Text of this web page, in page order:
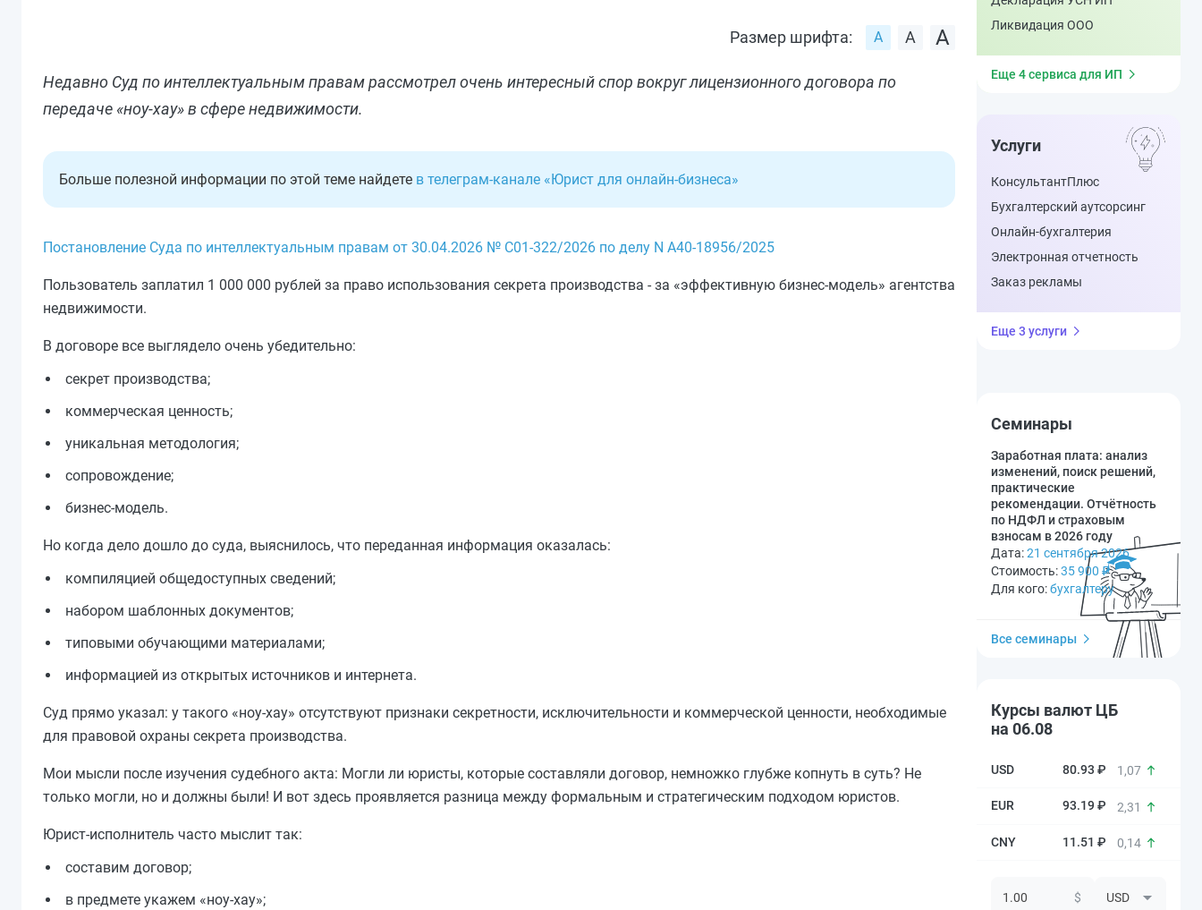
Размер шрифта:
Недавно Суд по интеллектуальным правам рассмотрел очень интересный спор вокруг лицензионного договора по
передаче «ноу-хау» в сфере недвижимости.
Больше полезной информации по этой теме найдете в телеграм-канале «Юрист для онлайн-бизнеса»
Постановление Суда по интеллектуальным правам от 30.04.2026 № С01-322/2026 по делу N А40-18956/2025
Пользователь заплатил 1 000 000 рублей за право использования секрета производства - за «эффективную бизнес-модель» агентства
недвижимости.
В договоре все выглядело очень убедительно:
секрет производства;
коммерческая ценность;
уникальная методология;
сопровождение;
бизнес-модель.
Но когда дело дошло до суда, выяснилось, что переданная информация оказалась:
компиляцией общедоступных сведений;
набором шаблонных документов;
типовыми обучающими материалами;
информацией из открытых источников и интернета.
Суд прямо указал: у такого «ноу-хау» отсутствуют признаки секретности, исключительности и коммерческой ценности, необходимые
для правовой охраны секрета производства.
Мои мысли после изучения судебного акта: Могли ли юристы, которые составляли договор, немножко глубже копнуть в суть? Не
только могли, но и должны были! И вот здесь проявляется разница между формальным и стратегическим подходом юристов.
Юрист-исполнитель часто мыслит так:
составим договор;
в предмете укажем «ноу-хау»;
Ликвидация ООО
Еще 4 сервиса для ИП
Услуги
КонсультантПлюс
Бухгалтерский аутсорсинг
Онлайн-бухгалтерия
Электронная отчетность
Заказ рекламы
Еще 3 услуги
Семинары
Заработная плата: анализ
изменений, поиск решений,
практические
рекомендации. Отчётность
по НДФЛ и страховым
взносам в 2026 году
Дата:21 сентября 2026
Стоимость:35 900 ₽
Для кого:бухгалтеру
Все семинары
Курсы валют ЦБ
на 06.08
80.93 ₽ 1,07
93.19 ₽ 2,31
11.51 ₽ 0,14
$